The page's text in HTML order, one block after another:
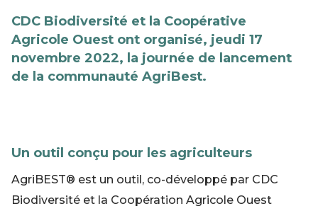
CDC Biodiversité et la Coopérative
Agricole Ouest ont organisé, jeudi 17
novembre 2022, la journée de lancement
de la communauté AgriBest.
Un outil conçu pour les agriculteurs
AgriBEST® est un outil, co-développé par CDC
Biodiversité et la Coopération Agricole Ouest